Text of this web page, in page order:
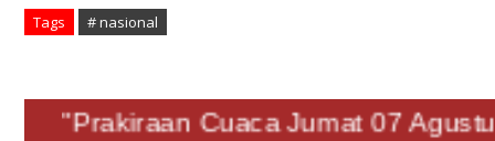
Tags # nasional
"Prakiraan Cuaca Jumat 07